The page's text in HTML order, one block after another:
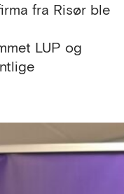
fra Risør ble
LUP og